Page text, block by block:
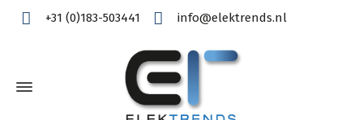
+31 (0)183-503441 info@elektrends.nl